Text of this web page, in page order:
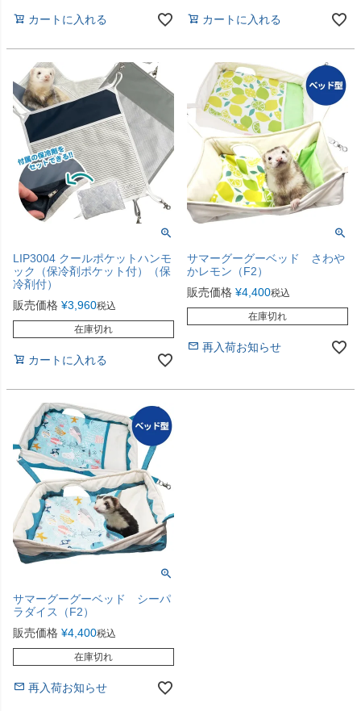
カートに入れる カートに入れる
LIP3004 クールポケットハンモ
ック（保冷剤ポケット付）（保
冷剤付）
販売価格 ¥3,960税込
在庫切れ
カートに入れる
サマーグーグーベッド さわや
かレモン（F2）
販売価格 ¥4,400税込
在庫切れ
再入荷お知らせ
サマーグーグーベッド シーパ
ラダイス（F2）
販売価格 ¥4,400税込
在庫切れ
再入荷お知らせ